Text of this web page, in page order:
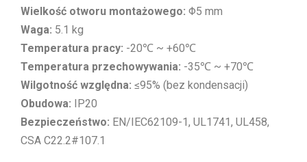
Wielkość otworu montażowego: Φ5 mm
Waga: 5.1 kg
Temperatura pracy: -20℃ ~ +60℃
Temperatura przechowywania: -35℃ ~ +70℃
Wilgotność względna: ≤95% (bez kondensacji)
Obudowa: IP20
Bezpieczeństwo: EN/IEC62109-1, UL1741, UL458,
CSA C22.2#107.1